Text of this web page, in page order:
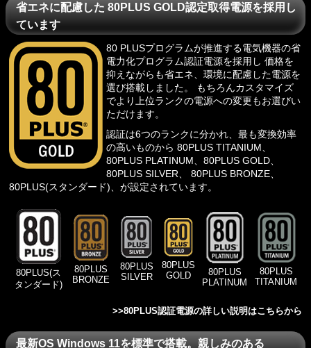
省エネに配慮した 80PLUS GOLD認定取得電源を採用し
ています
80 PLUSプログラムが推進する電気機器の省
電力化プログラム認証電源を採用し 価格を
抑えながらも省エネ、環境に配慮した電源を
選び搭載しました。 もちろんカスタマイズ
でより上位ランクの電源への変更もお選びい
ただけます。
認証は6つのランクに分かれ、最も変換効率
の高いものから 80PLUS TITANIUM、
80PLUS PLATINUM、80PLUS GOLD、
80PLUS SILVER、 80PLUS BRONZE、
80PLUS(スタンダード)、が設定されています。
80PLUS(ス
タンダード)
80PLUS
BRONZE
80PLUS
SILVER
80PLUS
GOLD
80PLUS
PLATINUM
80PLUS
TITANIUM
>>80PLUS認証電源の詳しい説明はこちらから
最新OS Windows 11を標準で搭載。親しみのある